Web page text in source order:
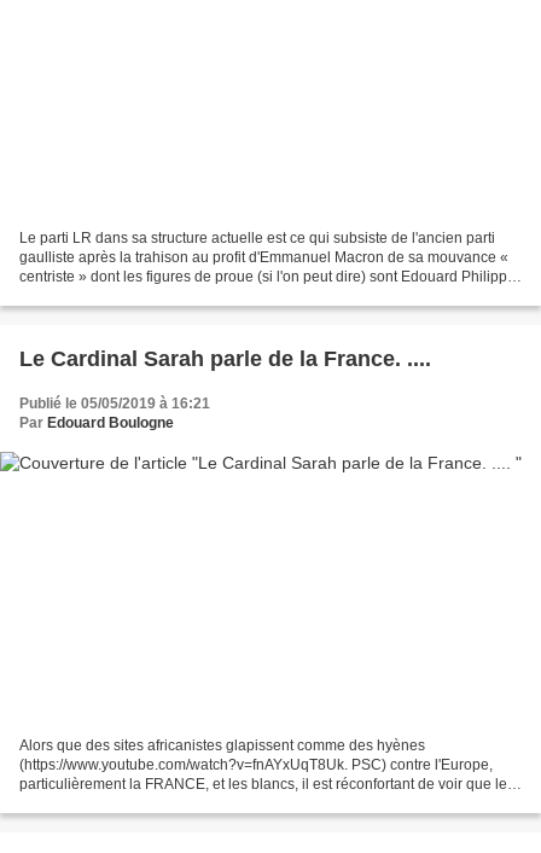
Le parti LR dans sa structure actuelle est ce qui subsiste de l'ancien parti
gaulliste après la trahison au profit d'Emmanuel Macron de sa mouvance «
centriste » dont les figures de proue (si l'on peut dire) sont Edouard Philippe
Le Cardinal Sarah parle de la France. ....
Publié le 05/05/2019 à 16:21
Par Edouard Boulogne
Alors que des sites africanistes glapissent comme des hyènes
(https://www.youtube.com/watch?v=fnAYxUqT8Uk. PSC) contre l'Europe,
particulièrement la FRANCE, et les blancs, il est réconfortant de voir que les